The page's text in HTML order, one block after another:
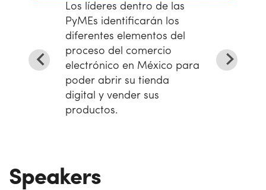
Los líderes dentro de las
PyMEs identificarán los
diferentes elementos del
proceso del comercio
electrónico en México para
poder abrir su tienda
digital y vender sus
productos.
Speakers